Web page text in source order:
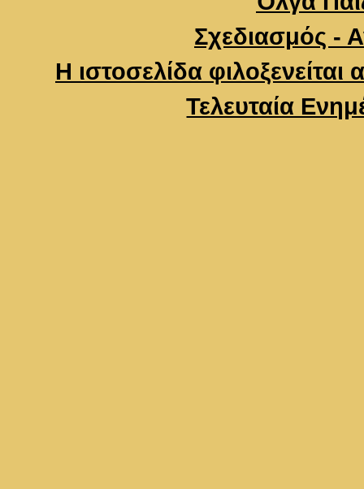
Σχεδιασμός -
Η ιστοσελίδα
Τελευταία